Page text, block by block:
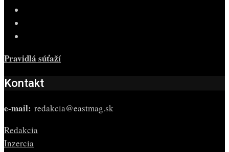
Pravidlá súťaží
Kontakt
e-mail: redakcia@eastmag.sk
Redakcia
Inzercia